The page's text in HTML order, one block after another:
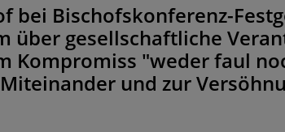
bei Bischofskonferenz-
über gesellschaftliche
Kompromiss "weder faul
und zur